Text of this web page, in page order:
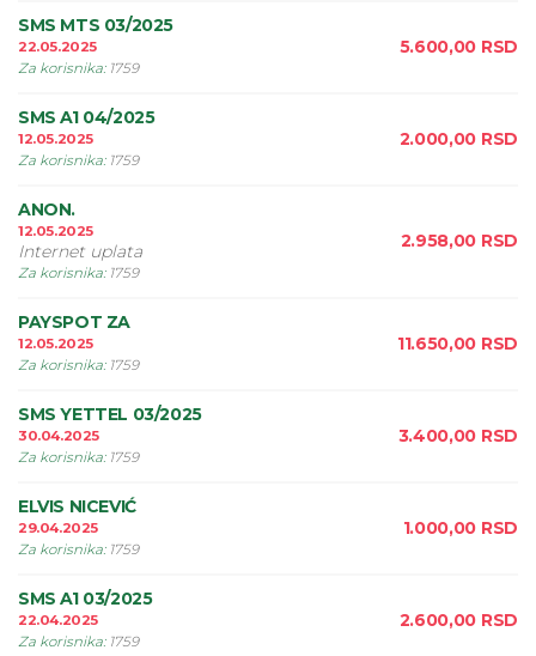
SMS MTS 03/2025
22.05.2025
Za korisnika: 1759
5.600,00 RSD
SMS A1 04/2025
12.05.2025
Za korisnika: 1759
2.000,00 RSD
ANON.
12.05.2025
Internet uplata
Za korisnika: 1759
2.958,00 RSD
PAYSPOT ZA
12.05.2025
Za korisnika: 1759
11.650,00 RSD
SMS YETTEL 03/2025
30.04.2025
Za korisnika: 1759
3.400,00 RSD
ELVIS NICEVIĆ
29.04.2025
Za korisnika: 1759
1.000,00 RSD
SMS A1 03/2025
22.04.2025
Za korisnika: 1759
2.600,00 RSD